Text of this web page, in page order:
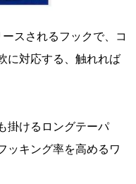
スされるフックで、コ
に対応する、触れれば
掛けるロングテーパ
ッキング率を高めるワ